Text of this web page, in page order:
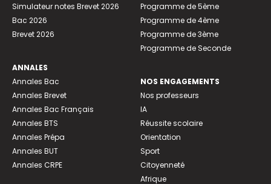
Simulateur notes Brevet 2026
Bac 2026
Brevet 2026
ANNALES
Annales Bac
Annales Brevet
Annales Bac Français
Annales BTS
Annales Prépa
Annales BUT
Annales CRPE
Programme de 5ème
Programme de 4ème
Programme de 3ème
Programme de Seconde
NOS ENGAGEMENTS
Nos professeurs
IA
Réussite scolaire
Orientation
Sport
Citoyenneté
Afrique